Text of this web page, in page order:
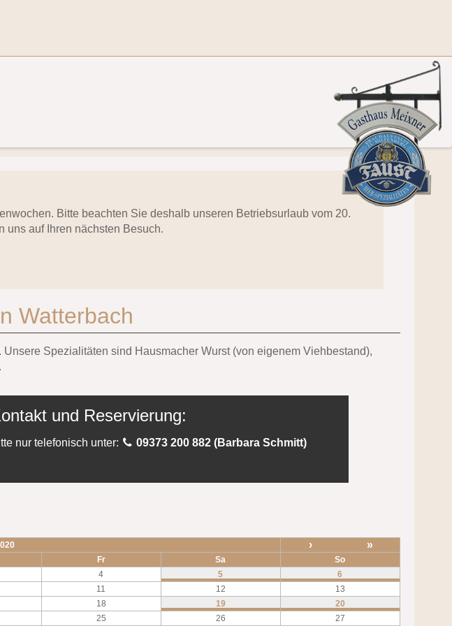
Bitte beachten Sie deshalb unseren Betriebsurlaub vom 20.
uns auf Ihren nächsten Besuch.
Watterbach
Spezialitäten sind Hausmacher Wurst (von eigenem Viehbestand),
und Reservierung:
nur telefonisch unter: 09373 200 882 (Barbara Schmitt)
› »
Fr Sa
So
4 5
6
11 12
13
18 19
20
25 26 27